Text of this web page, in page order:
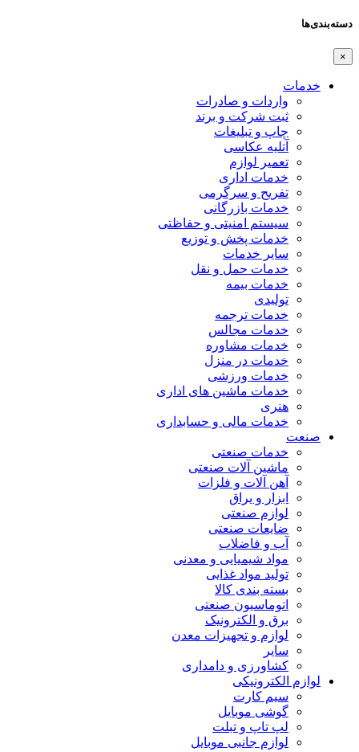
دسته‌بندی‌ها
×
خدمات
واردات و صادرات
ثبت شرکت و برند
چاپ و تبلیغات
آتلیه عکاسی
تعمیر لوازم
خدمات اداری
تفریح و سرگرمی
خدمات بازرگانی
سیستم امنیتی و حفاظتی
خدمات پخش و توزیع
سایر خدمات
خدمات حمل و نقل
خدمات بیمه
تولیدی
خدمات ترجمه
خدمات مجالس
خدمات مشاوره
خدمات در منزل
خدمات ورزشی
خدمات ماشین های اداری
هنری
خدمات مالی و حسابداری
صنعت
خدمات صنعتی
ماشین آلات صنعتی
آهن آلات و فلزات
ابزار و یراق
لوازم صنعتی
ضایعات صنعتی
آب و فاضلاب
مواد شیمیایی و معدنی
تولید مواد غذایی
بسته بندی کالا
اتوماسیون صنعتی
برق و الکترونیک
لوازم و تجهیزات معدن
سایر
کشاورزی و دامداری
لوازم الکترونیکی
سیم کارت
گوشی موبایل
لپ تاپ و تبلت
لوازم جانبی موبایل